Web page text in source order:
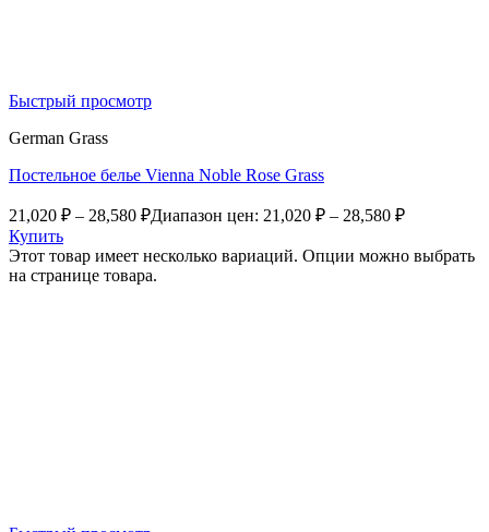
Быстрый просмотр
German Grass
Постельное белье Vienna Noble Rose Grass
21,020 ₽ – 28,580 ₽Диапазон цен: 21,020 ₽ – 28,580 ₽
Купить
Этот товар имеет несколько вариаций. Опции можно выбрать
на странице товара.